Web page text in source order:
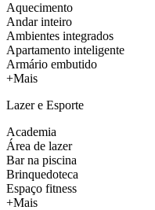
Aquecimento
Andar inteiro
Ambientes integrados
Apartamento inteligente
Armário embutido
+Mais
Lazer e Esporte
Academia
Área de lazer
Bar na piscina
Brinquedoteca
Espaço fitness
+Mais